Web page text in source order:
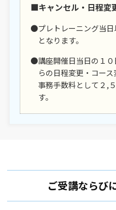
■キャンセル・日程変
●プレトレーニング当日
となります。
●講座開催日当日の１
らの日程変更・コース
事務手数料として２,
す。
ご受講ならび